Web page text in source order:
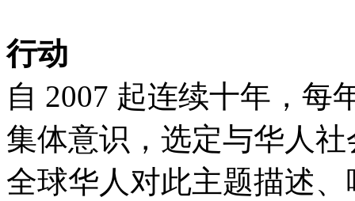
行动
自 2007 起连续十年，每
集体意识，选定与华人
全球华人对此主题描述